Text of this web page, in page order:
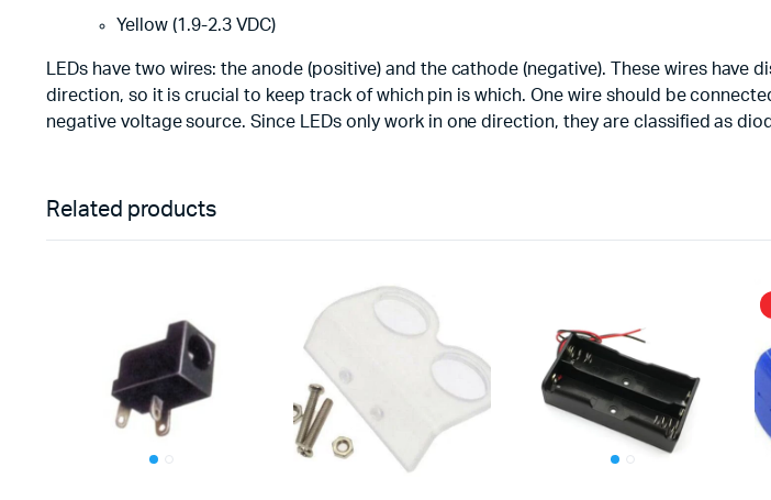
Yellow (1.9-2.3 VDC)
LEDs have two wires: the anode (positive) and the cathode (negative). These wires
direction, so it is crucial to keep track of which pin is which. One wire should be
negative voltage source. Since LEDs only work in one direction, they are classified as
Related products